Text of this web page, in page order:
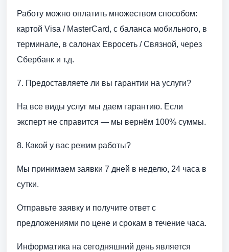
Работу можно оплатить множеством способом:
картой Visa / MasterCard, с баланса мобильного, в
терминале, в салонах Евросеть / Связной, через
Сбербанк и т.д.
7. Предоставляете ли вы гарантии на услуги?
На все виды услуг мы даем гарантию. Если
эксперт не справится — мы вернём 100% суммы.
8. Какой у вас режим работы?
Мы принимаем заявки 7 дней в неделю, 24 часа в
сутки.
Отправьте заявку и получите ответ с
предложениями по цене и срокам в течение часа.
Информатика на сегодняшний день является